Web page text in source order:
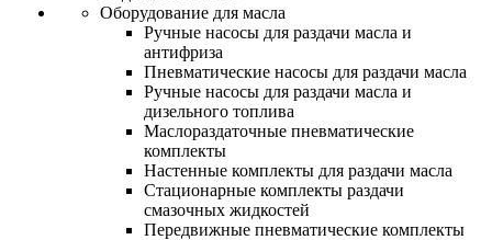
Оборудование для масла
Ручные насосы для раздачи масла и
антифриза
Пневматические насосы для раздачи масла
Ручные насосы для раздачи масла и
дизельного топлива
Маслораздаточные пневматические
комплекты
Настенные комплекты для раздачи масла
Стационарные комплекты раздачи
смазочных жидкостей
Передвижные пневматические комплекты